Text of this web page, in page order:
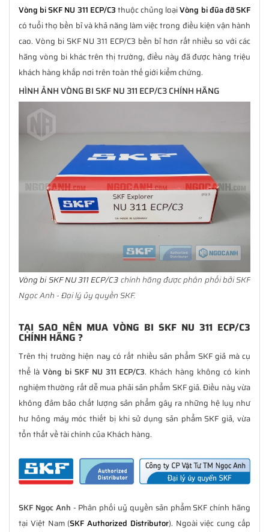
Vòng bi SKF NU 311 ECP/C3thuộc chủng loạiVòng bi đũa đỡ SKF
có tuổi thọ bền bỉ và khả năng làm việc trong điều kiện vận hành
cao. Vòng bi SKF NU 311 ECP/C3 bền bỉ hơn rất nhiều so với các
hãng vòng bi khác trên thị trường, điều này đã được hàng triệu
khách hàng khắp nơi trên toàn thế giới kiểm chứng.
HÌNH ẢNH VÒNG BI SKF NU 311 ECP/C3 CHÍNH HÃNG
Vòng bi SKF NU 311 ECP/C3chính hãng được phân phối bởi SKF
Ngọc Anh - Đại lý ủy quyền SKF.
TẠI SAO NÊN MUA VÒNG BI SKF NU 311 ECP/C3
CHÍNH HÃNG ?
Trên thị trường hiện nay có rất nhiều sản phẩm SKF giả mà cụ
thể là Vòng bi SKF NU 311 ECP/C3. Khách hàng không có kinh
nghiệm thường rất dễ mua phải sản phẩm SKF giả. Điều này vừa
không đảm bảo chất lượng sản phẩm gây ra những hệ lụy như
hư hỏng máy móc thiết bị khi sử dụng sản phẩm SKF giả, vừa
tổn thất về tài chính của Khách hàng.
SKF Ngọc Anh - Phân phối uỷ quyền sản phẩm SKF chính hãng
tại Việt Nam (SKF Authorized Distributor). Ngoài việc cung cấp